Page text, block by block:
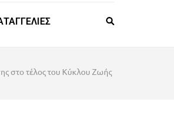
στο τέλος του Κύκλου Ζωής